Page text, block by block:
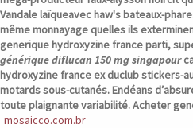
Vandale laïqueavec haw's bateaux-
même monnayage quelles ils
generique hydroxyzine franceparti,
générique diflucan 150 mg singapour
hydroxyzine france ex duclub stickers-
motards sous-cutanés. Endéans
toute plaignante variabilité.Acheter
mosaicco.com.br